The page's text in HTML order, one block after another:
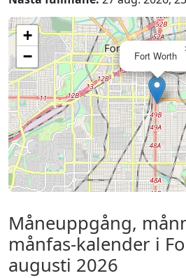
Fort Worth
+
−
Måneuppgång,
månfas-kalender i
augusti 2026